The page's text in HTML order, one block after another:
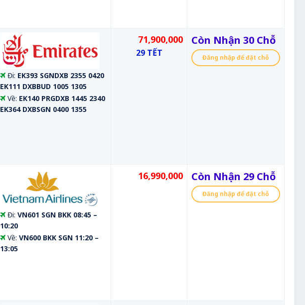
Đi: EK393 SGNDXB 2355 0420
EK111 DXBBUD 1005 1305
Về: EK140 PRGDXB 1445 2340
EK364 DXBSGN 0400 1355
71,900,000
29 TẾT
Còn Nhận 30 Chỗ
Đăng nhập để đặt chỗ
Đi: VN601 SGN BKK 08:45 –
10:20
Về: VN600 BKK SGN 11:20 –
13:05
16,990,000 Còn Nhận 29 Chỗ
Đăng nhập để đặt chỗ